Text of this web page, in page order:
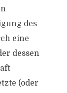
des
eine
dessen
(oder